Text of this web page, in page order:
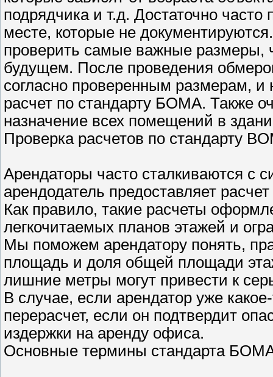
подрядчика и т.д. Достаточно
месте, которые не
проверить самые важные размеры,
будущем. После проведения
согласно проверенным размерам, и
расчет по стандарту БОМА. Также
назначение всех помещений в
Проверка расчетов по стандарту
Арендаторы часто сталкиваются с
арендодатель предоставляет
Как правило, такие расчеты
легкочитаемых планов этажей и
Мы поможем арендатору понять,
площадь и доля общей площади
лишние метры могут привести к
В случае, если арендатор уже
перерасчет, если он подтвердит
издержки на аренду офиса.
Основные термины стандарта